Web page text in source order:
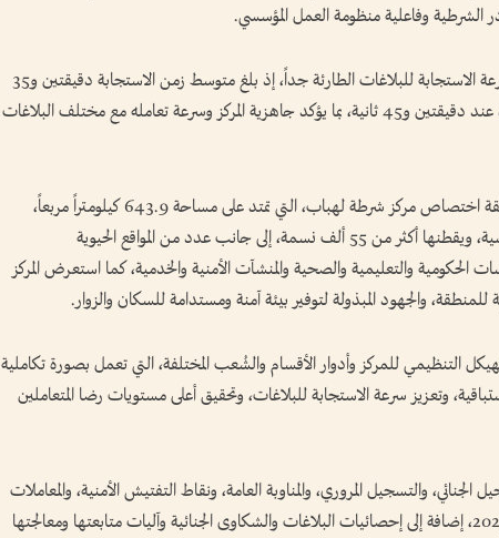
الشرطية وفاعلية منظومة العمل المؤسسي.
كما سجل المركز إنجازاً لافتاً في سرعة الاستجابة للبلاغات الطارئة جداً، إذ بلغ متوسط زمن الاستجابة دقيقتين و35
ثانية، متجاوزاً المستهدف المحدد عند دقيقتين و45 ثانية، بما يؤكد جاهزية المركز وسرعة تعامله مع مختلف البلاغات
واطلع معاليه على نبذة عن منطقة اختصاص مركز شرطة لهباب، التي تمتد على مساحة 643.9 كيلومتراً مربعاً،
وتضم 6 مناطق اختصاص رئيسية، ويقطنها أكثر من 55 ألف نسمة، إلى جانب عدد من المواقع الحيوية
الحكومية والتعليمية والصحية والمنشآت الأمنية والخدمية، كما استعرض المركز
للمنطقة، والجهود المبذولة لتوفير بيئة آمنة ومستدامة للسكان والزوار.
التنظيمي للمركز وأدوار الأقسام والشُعب المختلفة، التي تعمل بصورة تكاملية
وتعزيز سرعة الاستجابة للبلاغات، وتحقيق أعلى مستويات رضا المتعاملين
والتسجيل المروري، والمناوبة العامة، ونقاط التفتيش الأمنية، والمعاملات
التي استقبلها المركز خلال عام 2025، إضافة إلى إحصائيات البلاغات والشكاوى الجنائية وآليات متابعتها ومعالجتها